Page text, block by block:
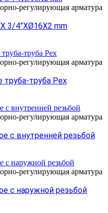
регулирующая арматура
3/4”XØ16X2 mm
регулирующая арматура
труба-труба Pex
регулирующая арматура
с внутренней резьбой
регулирующая арматура
с наружной резьбой